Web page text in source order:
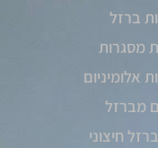
ברזל
מסגרות
אלומיניום
מברזל
חיצוני